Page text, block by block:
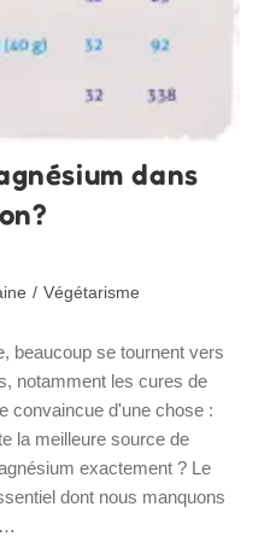
dans
/ Végétarisme
beaucoup se tournent vers
notamment les cures de
convaincue d'une chose :
la meilleure source de
exactement ? Le
dont nous manquons